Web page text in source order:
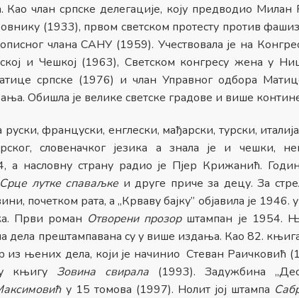
Као члан српске делегације, коју предводио
(1933), првом светском протесту против
члана САНУ (1959). Учествовала је на
и Чешкој (1963), Светском конгресу жена у
српске (1976) и члан Управног одбора
Обишла је велике светске градове и више
француски, енглески, мађарски, турски,
словеначког језика а знала је и чешки,
а насловну страну радио је Пјер Крижанић.
Срце лутке спаваљке и друге приче за децу. За
почетком рата, а „Крваву бајку” објавила је 1946.
Први роман Отворени прозорштампан је 1954.
дела прештампавана су у више издања. Као 82.
из њених дела, који је начинио Стеван Раичковић
књигу Зовина свирала (1993). Задужбина
у 15 томова (1997). Нолит јој штампа